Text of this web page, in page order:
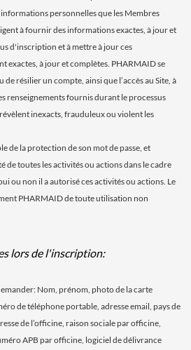
personnelles que les Membres
à fournir des informations exactes, à jour et
d'inscription et à mettre à jour ces
exactes, à jour et complètes. PHARMAID se
résilier un compte, ainsi que l’accès au Site, à
renseignements fournis durant le processus
inexacts, frauduleux ou violent les
de la protection de son mot de passe, et
toutes les activités ou actions dans le cadre
ou non il a autorisé ces activités ou actions. Le
PHARMAID de toute utilisation non
lors de l'inscription:
Nom, prénom, photo de la carte
de téléphone portable, adresse email, pays de
de l’officine, raison sociale par officine,
APB par officine, logiciel de délivrance